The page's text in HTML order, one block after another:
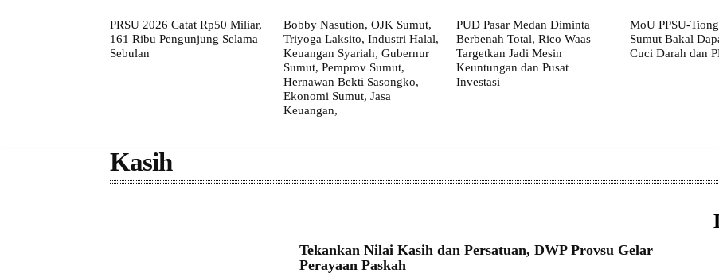
PRSU 2026 Catat Rp50 Miliar,
161 Ribu Pengunjung Selama
Sebulan
Bobby Nasution, OJK Sumut,
Triyoga Laksito, Industri Halal,
Keuangan Syariah, Gubernur
Sumut, Pemprov Sumut,
Hernawan Bekti Sasongko,
Ekonomi Sumut, Jasa
Keuangan,
PUD Pasar Medan Diminta
Berbenah Total, Rico Waas
Targetkan Jadi Mesin
Keuntungan dan Pusat
Investasi
MoU PPSU-
Sumut Bakal
Cuci Darah dan
Kasih
Tekankan Nilai Kasih dan Persatuan, DWP Provsu Gelar
Perayaan Paskah